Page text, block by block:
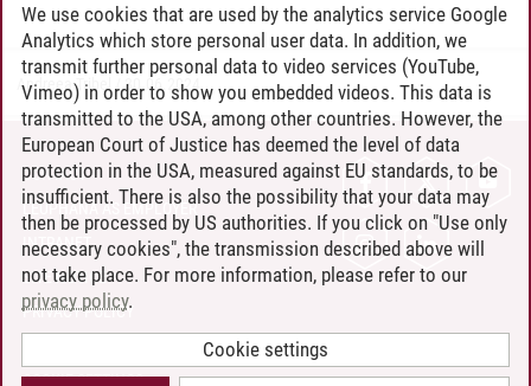
Andreea Tribel 30.06.2024
CONTACT
LEUPHANA AS EMPLOYER
INTRANET
SITE NOTICE
PRIVACY POLICY
COOKIE SETTINGS
We use cookies that are used by the analytics service Google
Analytics which store personal user data. In addition, we
transmit further personal data to video services (YouTube,
Vimeo) in order to show you embedded videos. This data is
transmitted to the USA, among other countries. However, the
European Court of Justice has deemed the level of data
protection in the USA, measured against EU standards, to be
insufficient. There is also the possibility that your data may
then be processed by US authorities. If you click on "Use only
necessary cookies", the transmission described above will
not take place. For more information, please refer to our
privacy policy.
Cookie settings